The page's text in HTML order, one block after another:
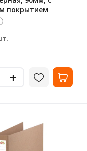
покрытием
+